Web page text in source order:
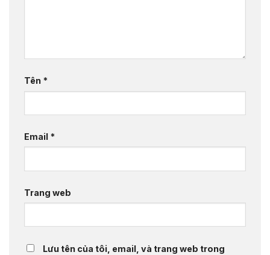
Tên *
Email *
Trang web
Lưu tên của tôi, email, và trang web trong